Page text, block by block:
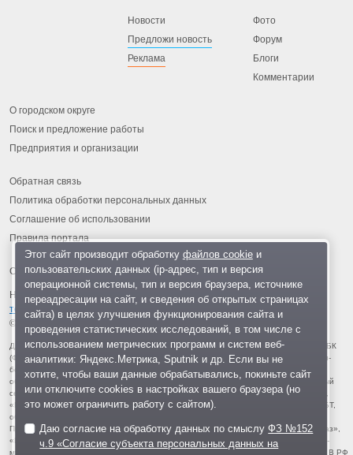
Новости
Предложи новость
Реклама
Фото
Форум
Блоги
Комментарии
О городском округе
Поиск и предложение работы
Предприятия и организации
Обратная связь
Политика обработки персональных данных
Соглашение об использовании
Правила портала
На информационном ресурсе применяются рекомендательные
технологии
© 2013-2026 «ОИНФО»,
сделано в Одинцово
Для читателей: В России признаны экстремистскими и запрещены организации ФБК
(Фонд борьбы с коррупцией, признан иноагентом), Штабы Навального, «Национал-
большевистская партия», «Свидетели Иеговы», «Армия воли народа», «Русский
общенациональный союз», «Движение против нелегальной иммиграции», «Правый
сектор», УНА-УНСО, УПА, «Тризуб им. Степана Бандеры», «Мизантропик дивижн»,
«Меджлис крымскотатарского народа», движение «Артподготовка», движение ЛГБТ,
общероссийская политическая партия «Воля», АУЕ, батальоны «Азов» и «Айдар».
Признаны террористическими и запрещены: «Движение Талибан», «Имарат Кавказ»,
«Исламское государство» (ИГ, ИГИЛ), Джебхад-ан-Нусра, «АУМ Синрике», «Братья-
мусульмане», «Аль-Каида в странах исламского Магриба», «Сеть», «Колумбайн». В РФ
Этот сайт производит обработку файлов cookieи
пользовательских данных (ip-адрес, тип и версия
операционной системы, тип и версия браузера, источнике
переадресации на сайт, и сведения об открытых страницах
сайта) в целях улучшения функционирования сайта и
проведения статистических исследований, в том числе с
использованием метрических программ и систем веб-
аналитики: Яндекс.Метрика, Sputnik и др. Если вы не
хотите, чтобы ваши данные обрабатывались, покиньте сайт
или отключите cookies в настройках вашего браузера (но
это может ограничить работу с сайтом).
Даю согласие на обработку данных по смыслуФЗ №152
ч.9 «Согласие субъекта персональных данных на